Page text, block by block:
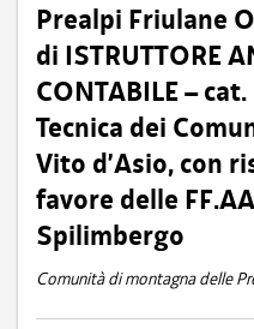
Prealpi Friulane
di ISTRUTTORE
CONTABILE –
Tecnica dei
Vito d’Asio, con
favore delle
Spilimbergo
Comunità di montagna delle